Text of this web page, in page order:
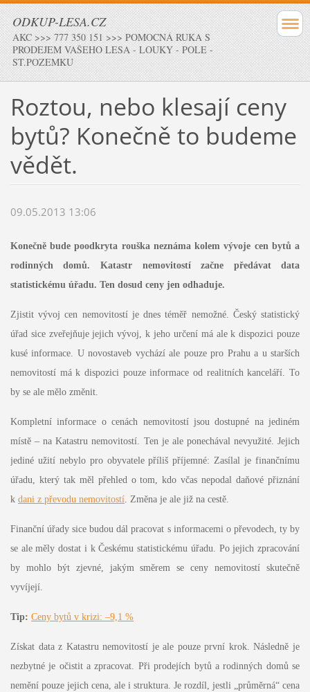
ODKUP-LESA.CZ
AKC >>> 777 350 151 >>> POMOCNÁ RUKA S
PRODEJEM VAŠEHO LESA - LOUKY - POLE -
ST.POZEMKU
Roztou, nebo klesají ceny
bytů? Konečně to budeme
vědět.
09.05.2013 13:06
Konečně bude poodkryta rouška neznáma kolem vývoje cen bytů a
rodinných domů. Katastr nemovitostí začne předávat data
statistickému úřadu. Ten dosud ceny jen odhaduje.
Zjistit vývoj cen nemovitostí je dnes téměř nemožné. Český statistický
úřad sice zveřejňuje jejich vývoj, k jeho určení má ale k dispozici pouze
kusé informace. U novostaveb vychází ale pouze pro Prahu a u starších
nemovitostí má k dispozici pouze informace od realitních kanceláří. To
by se ale mělo změnit.
Kompletní informace o cenách nemovitostí jsou dostupné na jediném
místě – na Katastru nemovitostí. Ten je ale ponechával nevyužité. Jejich
jediné užití nebylo pro obyvatele příliš příjemné: Zasílal je finančnímu
úřadu, který tak měl přehled o tom, kdo včas nepodal daňové přiznání
k dani z převodu nemovitostí. Změna je ale již na cestě.
Finanční úřady sice budou dál pracovat s informacemi o převodech, ty by
se ale měly dostat i k Českému statistickému úřadu. Po jejich zpracování
by mohlo být zjevné, jakým směrem se ceny nemovitostí skutečně
vyvíjejí.
Tip: Ceny bytů v krizi: –9,1 %
Získat data z Katastru nemovitostí je ale pouze první krok. Následně je
nezbytné je očistit a zpracovat. Při prodejích bytů a rodinných domů se
nemění pouze jejich cena, ale i struktura. Je rozdíl, jestli „průměrná“ cena